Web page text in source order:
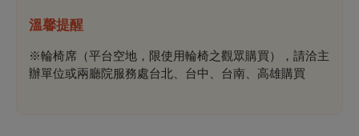
溫馨提醒
※輪椅席（平台空地，限使用輪椅之觀眾購買），請洽主
辦單位或兩廳院服務處台北、台中、台南、高雄購買